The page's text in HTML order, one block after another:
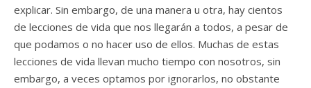
explicar. Sin embargo, de una manera u otra, hay cientos
de lecciones de vida que nos llegarán a todos, a pesar de
que podamos o no hacer uso de ellos. Muchas de estas
lecciones de vida llevan mucho tiempo con nosotros, sin
embargo, a veces optamos por ignorarlos, no obstante